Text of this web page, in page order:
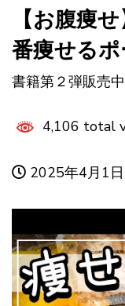
【お腹痩
番痩せる
書籍第２弾販売
4,106 total
2025年4月1日